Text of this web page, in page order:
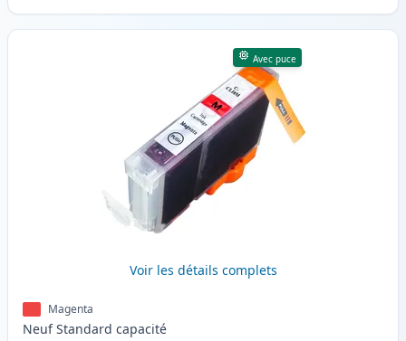
Avec puce
Voir les détails complets
Magenta
Neuf Standard capacité